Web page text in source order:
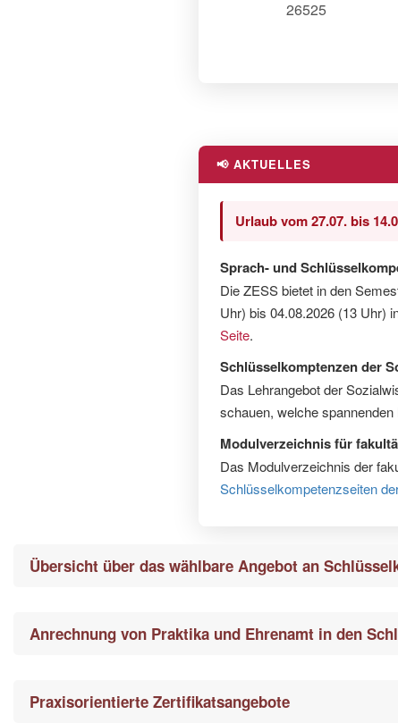
26525
📢 AKTUELLES
Urlaub vom 27.07. bis
Sprach- und
Die ZESS bietet in den
Uhr) bis 04.08.2026 (13 Uhr)
Seite.
Schlüsselkomptenzen der
Das Lehrangebot der
schauen, welche
Modulverzeichnis für
Das Modulverzeichnis der
Schlüsselkompetenzseiten
Übersicht über das wählbare Angebot an
Anrechnung von Praktika und Ehrenamt in den
Praxisorientierte Zertifikatsangebote